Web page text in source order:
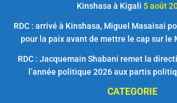
Kinshasa à Kigali 5 août
RDC : arrivé à Kinshasa, Miguel Masaisai
pour la paix avant de mettre le cap sur le
RDC : Jacquemain Shabani remet la
l’année politique 2026 aux partis
CATEGORIE